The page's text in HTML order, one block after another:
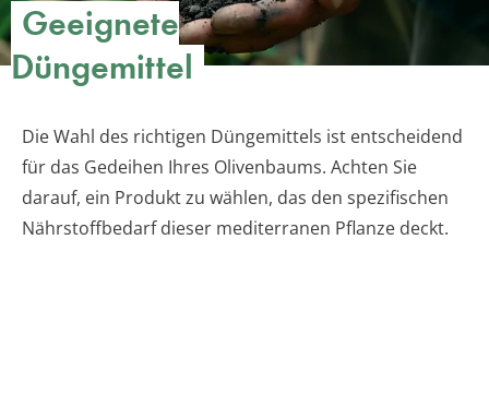
Geeignete
Düngemittel
Die Wahl des richtigen Düngemittels ist entscheidend
für das Gedeihen Ihres Olivenbaums. Achten Sie
darauf, ein Produkt zu wählen, das den spezifischen
Nährstoffbedarf dieser mediterranen Pflanze deckt.